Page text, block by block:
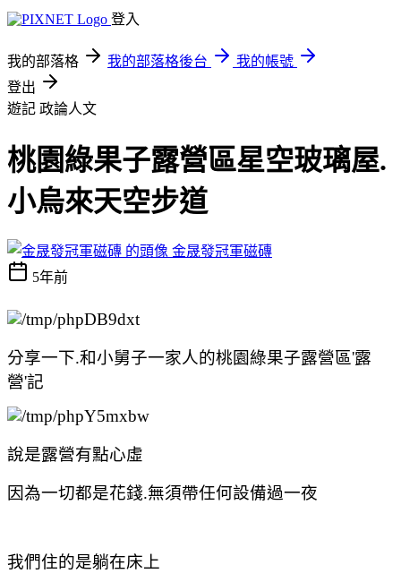
登入
我的部落格 我的部落格後台
我的帳號
登出
遊記 政論人文
桃園綠果子露營區星空玻璃屋.
小烏來天空步道
金晟發冠軍磁磚
5年前
分享一下.和小舅子一家人的桃園綠果子露營區'露
營'記
說是露營有點心虛
因為一切都是花錢.無須帶任何設備過一夜
我們住的是躺在床上